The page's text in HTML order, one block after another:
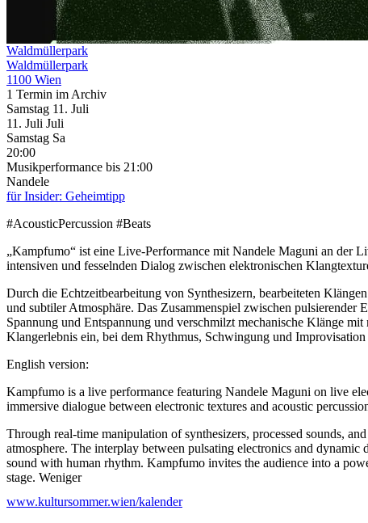
Waldmüllerpark
Waldmüllerpark
1100 Wien
1 Termin im Archiv
Samstag 11. Juli
11. Juli Juli
Samstag Sa
20:00
Musikperformance bis 21:00
Nandele
für Insider: Geheimtipp
#AcousticPercussion #Beats
„Kampfumo“ ist eine Live-Performance mit Nandele Maguni an der
intensiven und fesselnden Dialog zwischen elektronischen
Durch die Echtzeitbearbeitung von Synthesizern, bearbeiteten
und subtiler Atmosphäre. Das Zusammenspiel zwischen pulsierender
Spannung und Entspannung und verschmilzt mechanische Klänge
Klangerlebnis ein, bei dem Rhythmus, Schwingung und
English version:
Kampfumo is a live performance featuring Nandele Maguni on live
immersive dialogue between electronic textures and acoustic
Through real-time manipulation of synthesizers, processed sounds,
atmosphere. The interplay between pulsating electronics and
sound with human rhythm. Kampfumo invites the audience into a
stage. Weniger
Besetzung
www.kultursommer.wien/kalender